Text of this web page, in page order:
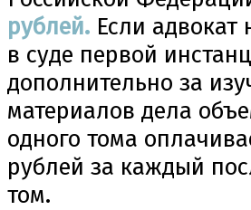
рублей. Если адвокат
в суде первой
дополнительно за
материалов дела
одного тома
рублей за каждый
том.